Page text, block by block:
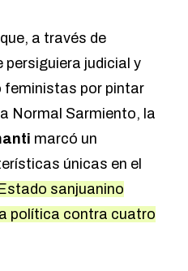
a través de
judicial y
por pintar
Normal Sarmiento, la
marcó un
únicas en el
sanjuanino
política contra cuatro